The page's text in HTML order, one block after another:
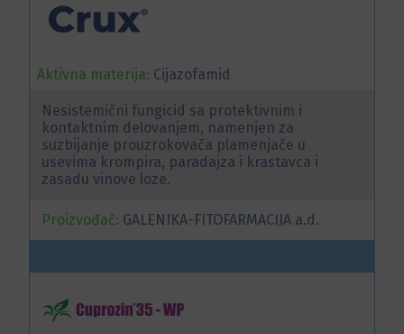
Aktivna materija: Cijazofamid
Nesistemični fungicid sa protektivnim i
kontaktnim delovanjem, namenjen za
suzbijanje prouzrokovača plamenjače u
usevima krompira, paradajza i krastavca i
zasadu vinove loze.
Proizvođač: GALENIKA-FITOFARMACIJA a.d.